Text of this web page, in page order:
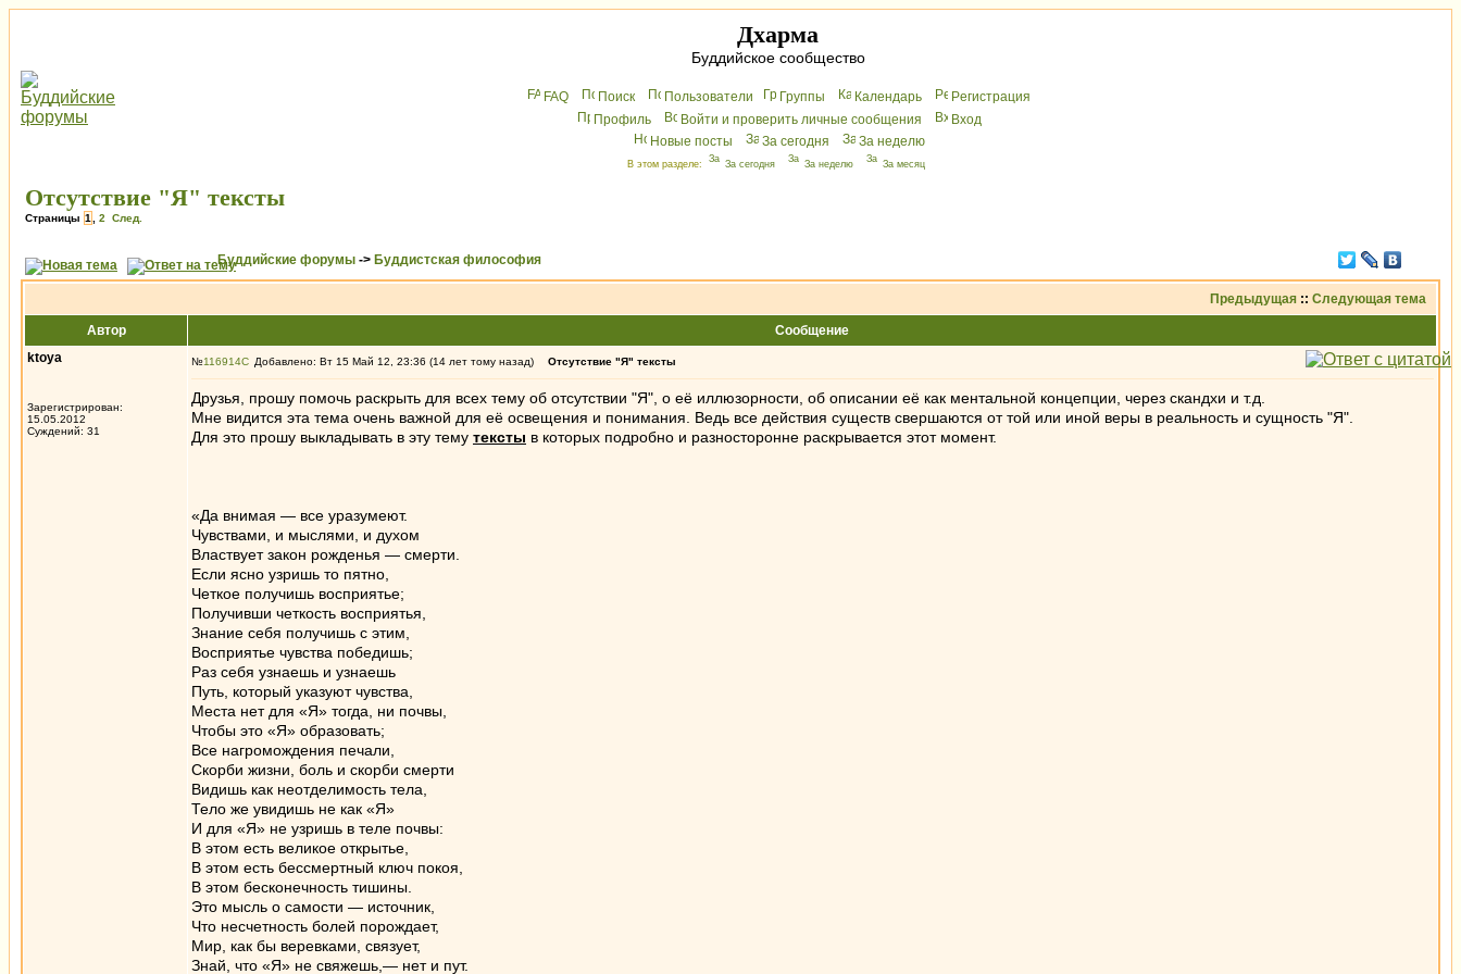
Дхарма
Буддийское сообщество
FAQ Поиск Пользователи Группы Календарь
Peгиcтрaция
Профиль
Войти и проверить личные сообщения
Вхoд
Новые посты
За сегодня За неделю
В этом разделе: За сегодня За неделю За месяц
Отсутствие "Я" тексты
Страницы 1 2 След.
Буддийские форумы -> Буддистская философия
Предыдущая :: Следующая тема
Автор
Сообщение
ktoya
Зарегистрирован:
15.05.2012
Суждений: 31
№116914 Добавлено: Вт 15 Май 12, 23:36 (14 лет тому назад) Отсутствие "Я" тексты
Друзья, прошу помочь раскрыть для всех тему об отсутствии "Я", о её иллюзорности, об описании её как ментальной концепции, через скандхи и т.д.
Мне видится эта тема очень важной для её освещения и понимания. Ведь все действия существ свершаются от той или иной веры в реальность и сущность "Я".
Для это прошу выкладывать в эту тему тексты в которых подробно и разносторонне раскрывается этот момент.
«Да внимая — все уразумеют.
Чувствами, и мыслями, и духом
Властвует закон рожденья — смерти.
Если ясно узришь то пятно,
Четкое получишь восприятье;
Получивши четкость восприятья,
Знание себя получишь с этим,
Восприятье чувства победишь;
Раз себя узнаешь и узнаешь
Путь, который указуют чувства,
Места нет для «Я» тогда, ни почвы,
Чтобы это «Я» образовать;
Все нагромождения печали,
Скорби жизни, боль и скорби смерти
Видишь как неотделимость тела,
Тело же увидишь не как «Я»
И для «Я» не узришь в теле почвы:
В этом есть великое открытье,
В этом есть бессмертный ключ покоя,
В этом бесконечность тишины.
Это мысль о самости — источник,
Что несчетность болей порождает,
Мир, как бы веревками, связует,
Знай, что «Я» не свяжешь,— нет и пут.